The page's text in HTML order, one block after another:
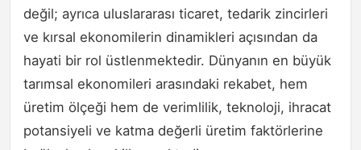
değil; ayrıca uluslararası ticaret, tedarik zincirleri
ve kırsal ekonomilerin dinamikleri açısından da
hayati bir rol üstlenmektedir. Dünyanın en büyük
tarımsal ekonomileri arasındaki rekabet, hem
üretim ölçeği hem de verimlilik, teknoloji, ihracat
potansiyeli ve katma değerli üretim faktörlerine